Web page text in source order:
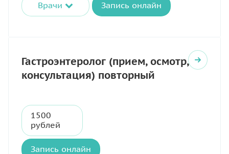
Врачи Запись онлайн
Гастроэнтеролог (прием, осмотр,
консультация) повторный
1500
рублей
Запись онлайн